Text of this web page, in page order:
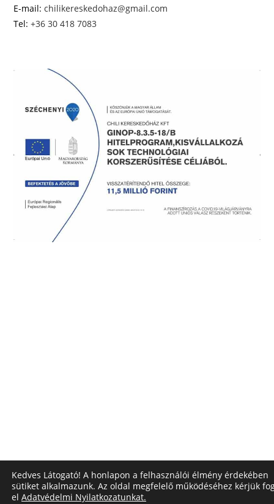
E-mail:chilikereskedohaz@gmail.com
Tel:+36 30 418 7083
Kedves Látogató! A honlapon a felhasználói élmény érdekében
sütiket alkalmazunk. Az oldal megfelelő működéséhez kérjük
el Adatvédelmi Nyilatkozatunkat.